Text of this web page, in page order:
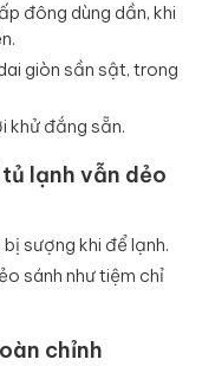
đông dùng dần, khi
giòn sần sật, trong
khử đắng sẵn.
lạnh vẫn dẻo
sượng khi để lạnh.
sánh như tiệm chỉ
chỉnh